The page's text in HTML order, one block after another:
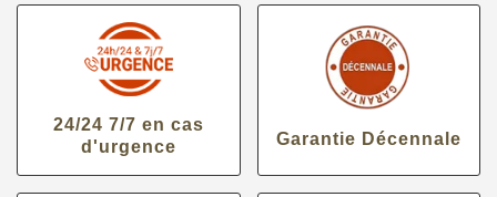
24/24 7/7 en cas
d'urgence
Garantie Décennale